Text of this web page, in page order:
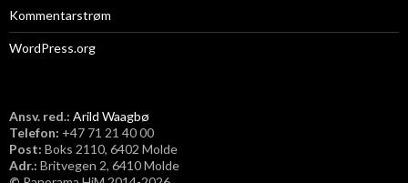
Kommentarstrøm
WordPress.org
Ansv. red.: Arild Waagbø
Telefon: ​+47 71 21 40 00
Post: Boks 2110, 6402 Molde
Adr.: Britvegen 2, 6410 Molde